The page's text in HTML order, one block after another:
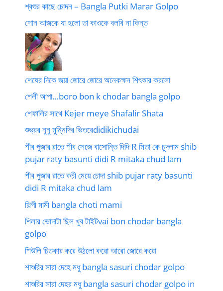
শ্বশুর কাছে চোদন – Bangla Putki Marar Golpo
শোন আজকে যা হলো তা কাওকে বলবি না কিন্ত
শেষের দিকে জয়া জোরে জোরে অনেকক্ষন শিৎকার করলো
শেলী আপা…boro bon k chodar bangla golpo
শেফালির সাথে Kejer meye Shafalir Shata
শুভ্রর নুনু মুন্নিদির ভিতরেdidikichudai
শীব পুজার রাতে শীব সেজে বাসোন্তি দিদি R মিতা কে চুদলাম shib
pujar raty basunti didi R mitaka chud lam
শীব পুজার রাতে কচী মেয়ে চোদা shib pujar raty basunti
didi R mitaka chud lam
শিল্পী মামী bangla choti mami
শিলার ভোদাটা ছিল খুব টাইটvai bon chodar bangla
golpo
শিউলি চিতকার করে উঠলো করো আরো জোরে করো
শাশুরির সারা দেহে মধু bangla sasuri chodar golpo
শাশুরির সারা দেহর মধু bangla sasuri chodar golpo in